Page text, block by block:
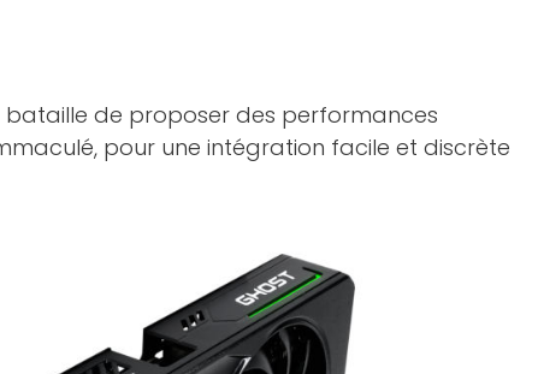
bataille de proposer des performances
pour une intégration facile et discrète